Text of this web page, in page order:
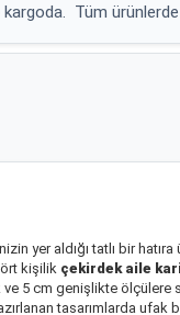
kargoda. Tüm
yer aldığı tatlı bir
kişilik çekirdek aile
5 cm genişlikte ölçülere
tasarımlarda